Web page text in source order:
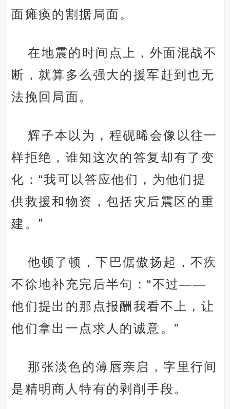
面瘫痪的割据局面。
在地震的时间点上，外面混战不
断，就算多么强大的援军赶到也无
法挽回局面。
辉子本以为，程砚晞会像以往一
样拒绝，谁知这次的答复却有了变
化：“我可以答应他们，为他们提
供救援和物资，包括灾后震区的重
建。”
他顿了顿，下巴倨傲扬起，不疾
不徐地补充完后半句：“不过——
他们提出的那点报酬我看不上，让
他们拿出一点求人的诚意。”
那张淡色的薄唇亲启，字里行间
是精明商人特有的剥削手段。